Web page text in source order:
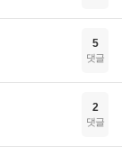
5
댓글
2
댓글